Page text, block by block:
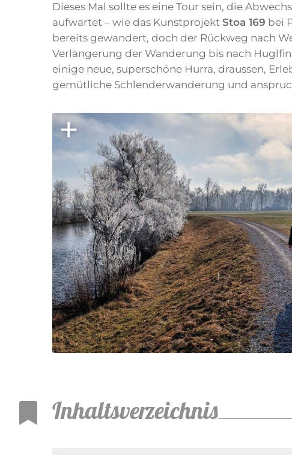
Dieses Mal sollte es eine Tour sein, die
aufwartet – wie das Kunstprojekt Stoa 169 bei
bereits gewandert, doch der Rückweg nach
Verlängerung der Wanderung bis nach
einige neue, superschöne Hurra, draussen,
gemütliche Schlenderwanderung und
Inhaltsverzeichnis